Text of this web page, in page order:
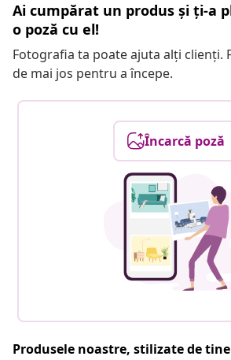
Ai cumpărat un produs și ți-a
o poză cu el!
Fotografia ta poate ajuta alți clienți.
de mai jos pentru a începe.
Încarcă poză
Produsele noastre, stilizate de